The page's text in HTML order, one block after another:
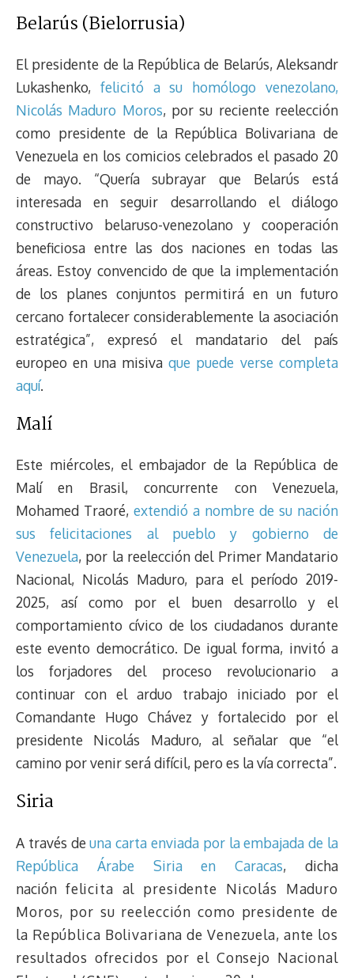
Belarús (Bielorrusia)
El presidente de la República de Belarús, Aleksandr
Lukashenko, felicitó a su homólogo venezolano,
Nicolás Maduro Moros, por su reciente reelección
como presidente de la República Bolivariana de
Venezuela en los comicios celebrados el pasado 20
de mayo. “Quería subrayar que Belarús está
interesada en seguir desarrollando el diálogo
constructivo belaruso-venezolano y cooperación
beneficiosa entre las dos naciones en todas las
áreas. Estoy convencido de que la implementación
de los planes conjuntos permitirá en un futuro
cercano fortalecer considerablemente la asociación
estratégica”, expresó el mandatario del país
europeo en una misivaque puede verse completa
aquí.
Malí
Este miércoles, el embajador de la República de
Malí en Brasil, concurrente con Venezuela,
Mohamed Traoré, extendió a nombre de su nación
sus felicitaciones al pueblo y gobierno de
Venezuela, por la reelección del Primer Mandatario
Nacional, Nicolás Maduro, para el período 2019-
2025, así como por el buen desarrollo y el
comportamiento cívico de los ciudadanos durante
este evento democrático. De igual forma, invitó a
los forjadores del proceso revolucionario a
continuar con el arduo trabajo iniciado por el
Comandante Hugo Chávez y fortalecido por el
presidente Nicolás Maduro, al señalar que “el
camino por venir será difícil, pero es la vía correcta”.
Siria
A través deuna carta enviada por la embajada de la
República Árabe Siria en Caracas, dicha
nación felicita al presidente Nicolás Maduro
Moros, por su reelección como presidente de
la República Bolivariana de Venezuela, ante los
resultados ofrecidos por el Consejo Nacional